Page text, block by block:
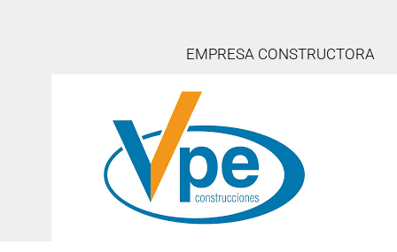
EMPRESA CONSTRUCTORA